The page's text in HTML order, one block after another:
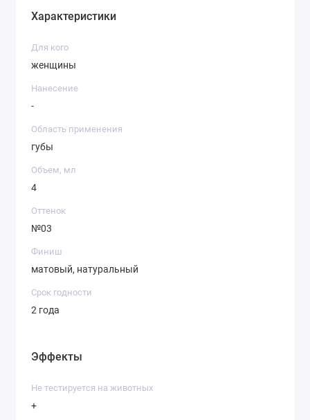
Характеристики
Для кого
женщины
Нанесение
-
Область применения
губы
Объем, мл
4
Оттенок
№03
Финиш
матовый, натуральный
Срок годности
2 года
Эффекты
Не тестируется на животных
+